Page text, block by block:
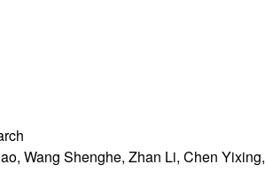
Wang Shenghe, Zhan Li, Chen Yixing,